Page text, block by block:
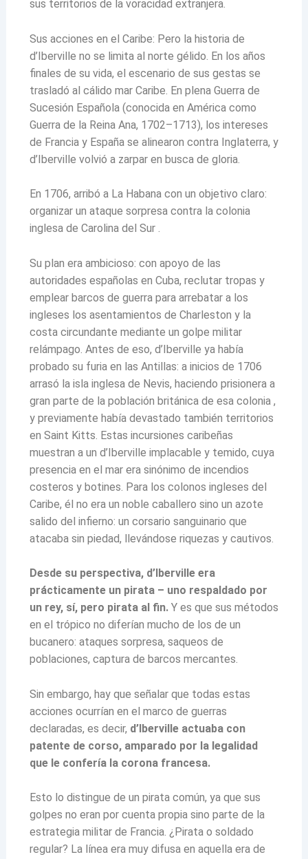
sus territorios de la voracidad extranjera.
Sus acciones en el Caribe: Pero la historia de
d’Iberville no se limita al norte gélido. En los años
finales de su vida, el escenario de sus gestas se
trasladó al cálido mar Caribe. En plena Guerra de
Sucesión Española (conocida en América como
Guerra de la Reina Ana, 1702–1713), los intereses
de Francia y España se alinearon contra Inglaterra, y
d’Iberville volvió a zarpar en busca de gloria.
En 1706, arribó a La Habana con un objetivo claro:
organizar un ataque sorpresa contra la colonia
inglesa de Carolina del Sur .
Su plan era ambicioso: con apoyo de las
autoridades españolas en Cuba, reclutar tropas y
emplear barcos de guerra para arrebatar a los
ingleses los asentamientos de Charleston y la
costa circundante mediante un golpe militar
relámpago. Antes de eso, d’Iberville ya había
probado su furia en las Antillas: a inicios de 1706
arrasó la isla inglesa de Nevis, haciendo prisionera a
gran parte de la población británica de esa colonia ,
y previamente había devastado también territorios
en Saint Kitts. Estas incursiones caribeñas
muestran a un d’Iberville implacable y temido, cuya
presencia en el mar era sinónimo de incendios
costeros y botines. Para los colonos ingleses del
Caribe, él no era un noble caballero sino un azote
salido del infierno: un corsario sanguinario que
atacaba sin piedad, llevándose riquezas y cautivos.
Desde su perspectiva, d’Iberville era
prácticamente un pirata – uno respaldado por
un rey, sí, pero pirata al fin.Y es que sus métodos
en el trópico no diferían mucho de los de un
bucanero: ataques sorpresa, saqueos de
poblaciones, captura de barcos mercantes.
Sin embargo, hay que señalar que todas estas
acciones ocurrían en el marco de guerras
declaradas, es decir, d’Iberville actuaba con
patente de corso, amparado por la legalidad
que le confería la corona francesa.
Esto lo distingue de un pirata común, ya que sus
golpes no eran por cuenta propia sino parte de la
estrategia militar de Francia. ¿Pirata o soldado
regular? La línea era muy difusa en aquella era de